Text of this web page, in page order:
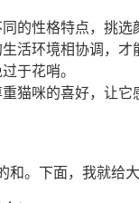
的性格特点，挑选
活环境相协调，才
于花哨。
猫咪的喜好，让它
。下面，我就给